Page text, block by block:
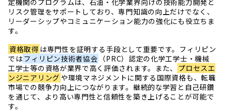
定機関のプログラムは、石油・化学業界向けの技術能力開発と
リスク管理をサポートしており、専門知識の向上だけでなく、
リーダーシップやコミュニケーション能力の強化にも役立ちま
す。
資格取得 は専門性を証明する手段として重要です。フィリピン
では フィリピン技術者協会 （PRC）認定の化学工学士・機械
工学士等の資格が業界で高く評価されます。また、
プロセスエ
ンジニアリング や環境マネジメントに関する国際資格も、転職
市場での競争力向上につながります。継続的な学習と自己研鑽
を通じて、より高い専門性と信頼性を築き上げることが可能で
す。